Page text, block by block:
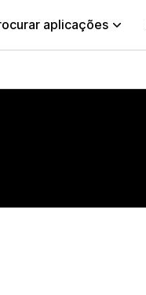
aplicações